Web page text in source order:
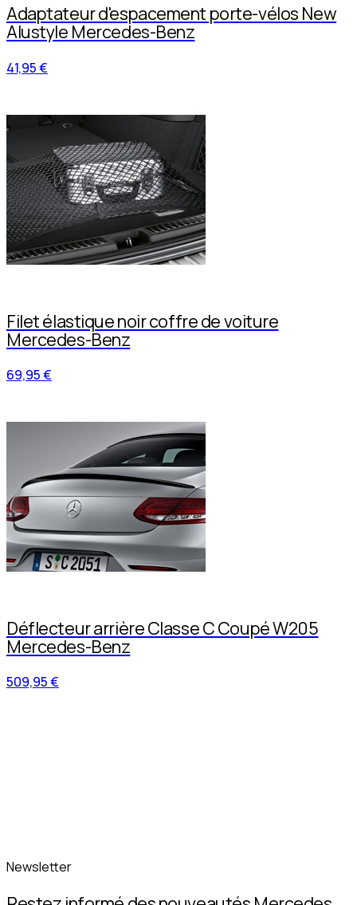
Adaptateur d'espacement porte-vélos New
Alustyle Mercedes-Benz
41,95 €
Filet élastique noir coffre de voiture
Mercedes-Benz
69,95 €
Déflecteur arrière Classe C Coupé W205
Mercedes-Benz
509,95 €
Newsletter